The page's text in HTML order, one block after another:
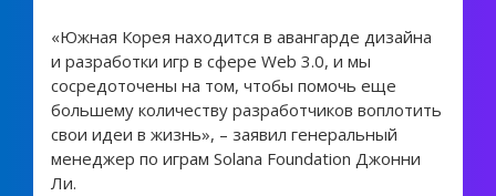
«Южная Корея находится в авангарде дизайна
и разработки игр в сфере Web 3.0, и мы
сосредоточены на том, чтобы помочь еще
большему количеству разработчиков воплотить
свои идеи в жизнь», – заявил генеральный
менеджер по играм Solana Foundation Джонни
Ли.